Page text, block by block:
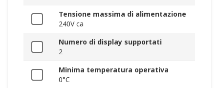
Tensione massima di alimentazione
240V ca
Numero di display supportati
2
Minima temperatura operativa
0°C